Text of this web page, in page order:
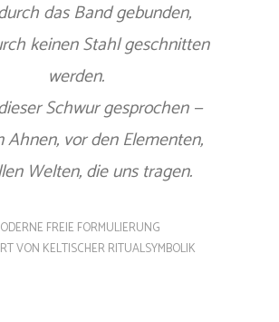
das Band gebunden,
keinen Stahl geschnitten
werden.
Schwur gesprochen —
Ahnen, vor den Elementen,
Welten, die uns tragen.
FREIE FORMULIERUNG
VON KELTISCHER RITUALSYMBOLIK